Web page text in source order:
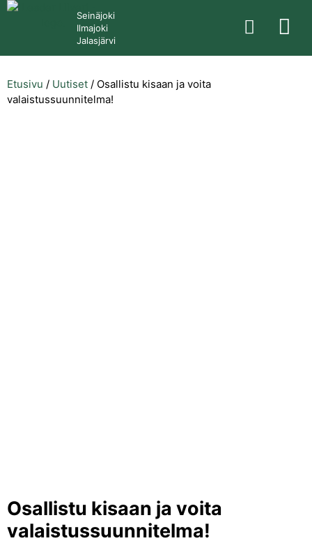
Seinäjoki
Ilmajoki
Jalasjärvi
Etusivu / Uutiset / Osallistu kisaan ja voita
valaistussuunnitelma!
Osallistu kisaan ja voita
valaistussuunnitelma!